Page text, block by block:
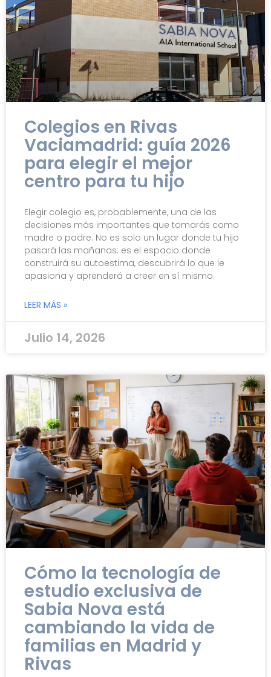
Colegios en Rivas
Vaciamadrid: guía 2026
para elegir el mejor
centro para tu hijo
Elegir colegio es, probablemente, una de las
decisiones más importantes que tomarás como
madre o padre. No es solo un lugar donde tu hijo
pasará las mañanas: es el espacio donde
construirá su autoestima, descubrirá lo que le
apasiona y aprenderá a creer en sí mismo.
LEER MÁS »
Julio 14, 2026
Cómo la tecnología de
estudio exclusiva de
Sabia Nova está
cambiando la vida de
familias en Madrid y
Rivas